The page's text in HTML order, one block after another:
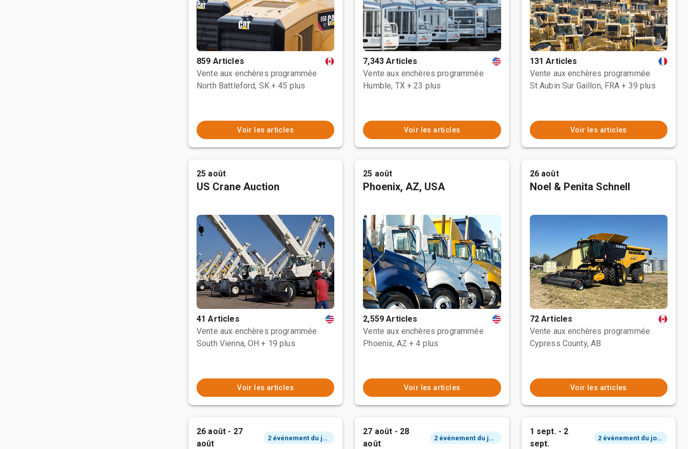
859 Articles
Vente aux enchères programmée
North Battleford, SK + 45 plus
Voir les articles
7,343 Articles
Vente aux enchères programmée
Humble, TX + 23 plus
Voir les articles
131 Articles
Vente aux enchères programmée
St Aubin Sur Gaillon, FRA + 39 plus
Voir les articles
25 août
US Crane Auction
41 Articles
Vente aux enchères programmée
South Vienna, OH + 19 plus
Voir les articles
25 août
Phoenix, AZ, USA
2,559 Articles
Vente aux enchères programmée
Phoenix, AZ + 4 plus
Voir les articles
26 août
Noel & Penita Schnell
72 Articles
Vente aux enchères programmée
Cypress County, AB
Voir les articles
26 août - 27
août
2 événement du jour
27 août - 28
août
2 événement du jour
1 sept. - 2
sept.
2 événement du jour